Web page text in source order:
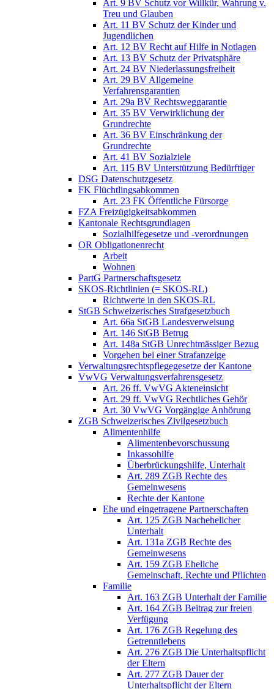
Art. 9 BV Schutz vor Willkür, Wahrung v.
Treu und Glauben
Art. 11 BV Schutz der Kinder und
Jugendlichen
Art. 12 BV Recht auf Hilfe in Notlagen
Art. 13 BV Schutz der Privatsphäre
Art. 24 BV Niederlassungsfreiheit
Art. 29 BV Allgemeine
Verfahrensgarantien
Art. 29a BV Rechtsweggarantie
Art. 35 BV Verwirklichung der
Grundrechte
Art. 36 BV Einschränkung der
Grundrechte
Art. 41 BV Sozialziele
Art. 115 BV Unterstützung Bedürftiger
DSG Datenschutzgesetz
FK Flüchtlingsabkommen
Art. 23 FK Öffentliche Fürsorge
FZA Freizügigkeitsabkommen
Kantonale Rechtsgrundlagen
Sozialhilfegesetze und -verordnungen
OR Obligationenrecht
Arbeit
Wohnen
PartG Partnerschaftsgesetz
SKOS-Richtlinien (= SKOS-RL)
Richtwerte in den SKOS-RL
StGB Schweizerisches Strafgesetzbuch
Art. 66a StGB Landesverweisung
Art. 146 StGB Betrug
Art. 148a StGB Unrechtmässiger Bezug
Vorgehen bei einer Strafanzeige
Verwaltungsrechtspflegegesetze der Kantone
VwVG Verwaltungsverfahrensgesetz
Art. 26 ff. VwVG Akteneinsicht
Art. 29 ff. VwVG Rechtliches Gehör
Art. 30 VwVG Vorgängige Anhörung
ZGB Schweizerisches Zivilgesetzbuch
Alimentenhilfe
Alimentenbevorschussung
Inkassohilfe
Überbrückungshilfe, Unterhalt
Art. 289 ZGB Rechte des
Gemeinwesens
Rechte der Kantone
Ehe und eingetragene Partnerschaften
Art. 125 ZGB Nachehelicher
Unterhalt
Art. 131a ZGB Rechte des
Gemeinwesens
Art. 159 ZGB Eheliche
Gemeinschaft, Rechte und Pflichten
Familie
Art. 163 ZGB Unterhalt der Familie
Art. 164 ZGB Beitrag zur freien
Verfügung
Art. 176 ZGB Regelung des
Getrenntlebens
Art. 276 ZGB Die Unterhaltspflicht
der Eltern
Art. 277 ZGB Dauer der
Unterhaltspflicht der Eltern